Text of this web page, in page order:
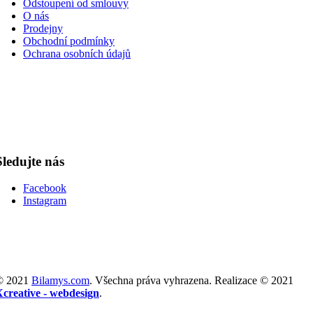
Odstoupení od smlouvy
O nás
Prodejny
Obchodní podmínky
Ochrana osobních údajů
nás
Facebook
Instagram
2021 Bilamys.com. Všechna práva vyhrazena. Realizace © 2021
- webdesign.